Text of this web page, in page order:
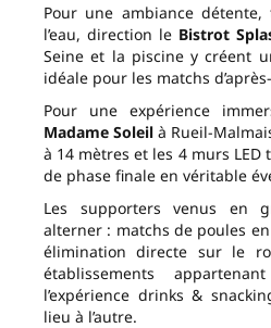
Pour une ambiance
l’eau, direction le Bistrot
Seine et la piscine y créent
idéale pour les matchs
Pour une expérience
Madame Soleil à Rueil-
à 14 mètres et les 4 murs
de phase finale en véritable
Les supporters venus en
alterner : matchs de poules
élimination directe sur le
établissements
l’expérience drinks &
lieu à l’autre.